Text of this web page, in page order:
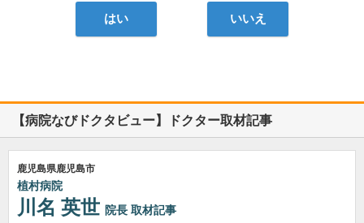
はい いいえ
【病院なびドクタビュー】ドクター取材記事
鹿児島県鹿児島市
植村病院
川名 英世 院長 取材記事